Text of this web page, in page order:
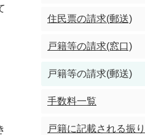
住民票の請求(郵送)
戸籍等の請求(窓口)
戸籍等の請求(郵送)
手数料一覧
戸籍に記載される振